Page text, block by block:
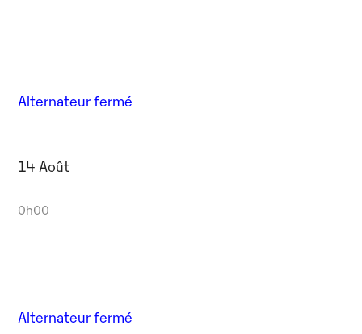
Alternateur fermé
14 Août
0h00
Alternateur fermé